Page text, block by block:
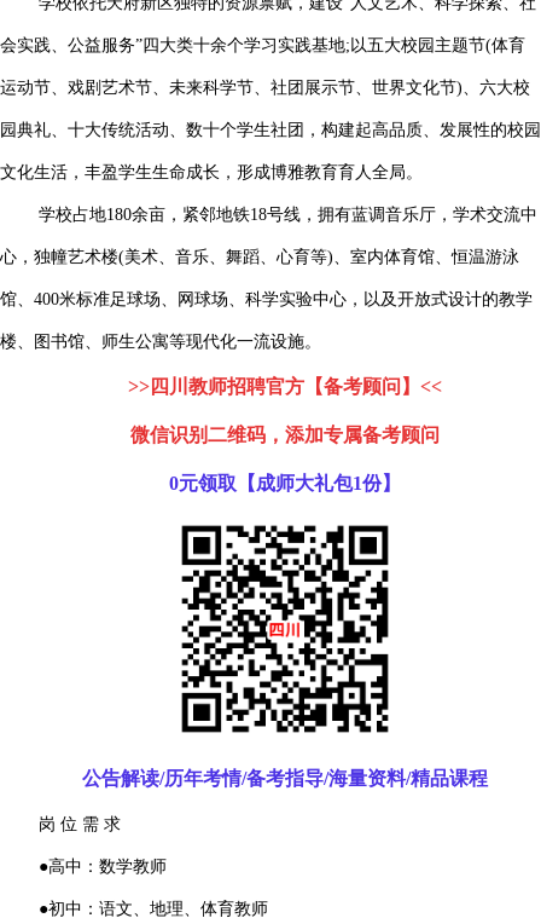
会实践、公益服务”四大类十余个学习实践基地;以五大校园主题节(体育
运动节、戏剧艺术节、未来科学节、社团展示节、世界文化节)、六大校
园典礼、十大传统活动、数十个学生社团，构建起高品质、发展性的校园
文化生活，丰盈学生生命成长，形成博雅教育育人全局。
学校占地180余亩，紧邻地铁18号线，拥有蓝调音乐厅，学术交流中
心，独幢艺术楼(美术、音乐、舞蹈、心育等)、室内体育馆、恒温游泳
馆、400米标准足球场、网球场、科学实验中心，以及开放式设计的教学
楼、图书馆、师生公寓等现代化一流设施。
>>四川教师招聘官方【备考顾问】<<
微信识别二维码，添加专属备考顾问
0元领取【成师大礼包1份】
公告解读/历年考情/备考指导/海量资料/精品课程
岗 位 需 求
●高中：数学教师
●初中：语文、地理、体育教师